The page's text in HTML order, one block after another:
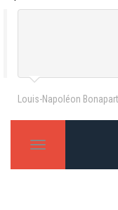
Louis-Napoléon
T
g